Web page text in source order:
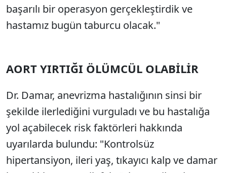
başarılı bir operasyon gerçekleştirdik ve
hastamız bugün taburcu olacak."
AORT YIRTIĞI ÖLÜMCÜL OLABİLİR
Dr. Damar, anevrizma hastalığının sinsi bir
şekilde ilerlediğini vurguladı ve bu hastalığa
yol açabilecek risk faktörleri hakkında
uyarılarda bulundu: "Kontrolsüz
hipertansiyon, ileri yaş, tıkayıcı kalp ve damar